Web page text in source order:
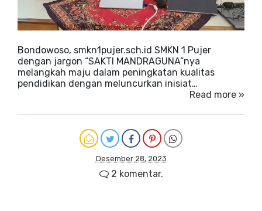
Bondowoso, smkn1pujer.sch.id SMKN 1 Pujer
dengan jargon “SAKTI MANDRAGUNA”nya
melangkah maju dalam peningkatan kualitas
pendidikan dengan meluncurkan inisiat…
Read more »
Desember 28, 2023
2 komentar.